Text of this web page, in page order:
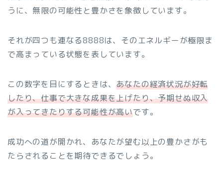
うに、無限の可能性と豊かさを象徴しています。
それが四つも連なる8888は、そのエネルギーが極限ま
で高まっている状態を表しています。
この数字を目にするときは、あなたの経済状況が好転
したり、仕事で大きな成果を上げたり、予期せぬ収入
が入ってきたりする可能性が高いです。
成功への道が開かれ、あなたが望む以上の豊かさがも
たらされることを期待できるでしょう。